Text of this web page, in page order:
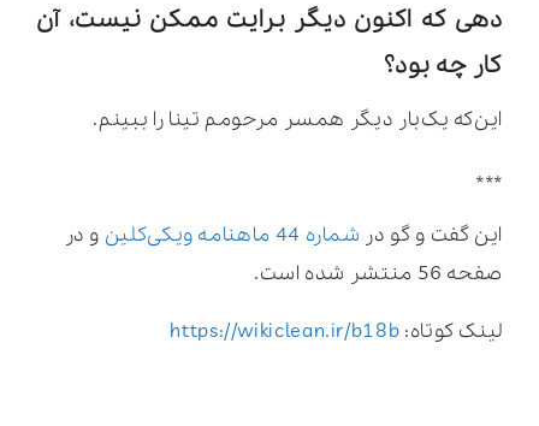
دهی که اکنون دیگر برایت ممکن نیست، آن
کار چه بود؟
این‌که یک‌بار دیگر همسر مرحومم تینا را ببینم.
***
این گفت و گو در شماره 44 ماهنامه ویکی‌کلین
و در
صفحه 56 منتشر شده است.
لینک کوتاه: https://wikiclean.ir/b18b